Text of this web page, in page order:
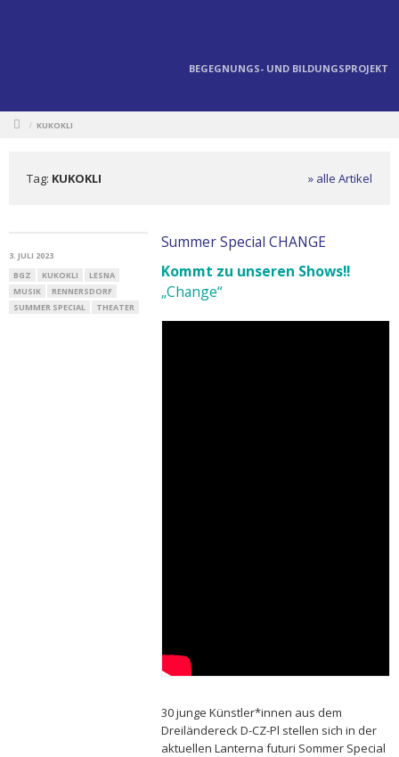
BEGEGNUNGS- UND BILDUNGSPROJEKT
/ KUKOKLI
Tag: KUKOKLI » alle Artikel
3. JULI 2023
BGZ
KUKOKLI
LESNA
MUSIK
RENNERSDORF
SUMMER SPECIAL
THEATER
Summer Special CHANGE
Kommt zu unseren Shows!!
„Change“
30 junge Künstler*innen aus dem
Dreiländereck D-CZ-Pl stellen sich in der
aktuellen Lanterna futuri Sommer Special